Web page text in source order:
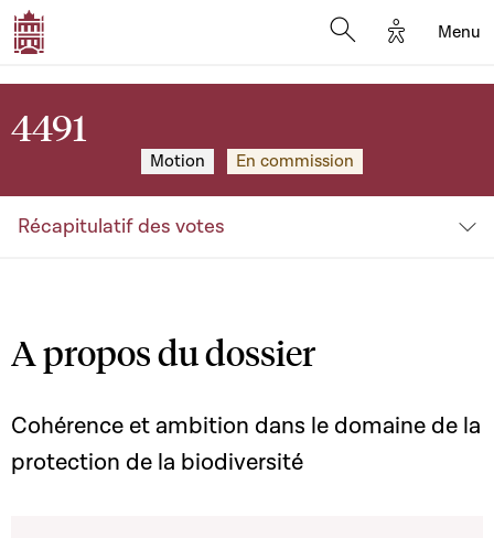
Options
Menu
4491
Motion En commission
Récapitulatif des votes
A propos du dossier
Cohérence et ambition dans le domaine de la
protection de la biodiversité